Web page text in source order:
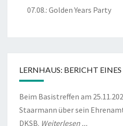
07.08.: Golden Years Party
LERNHAUS: BERICHT
Beim Basistreffen am
Staarmann über sein
DKSB. Weiterlesen ...